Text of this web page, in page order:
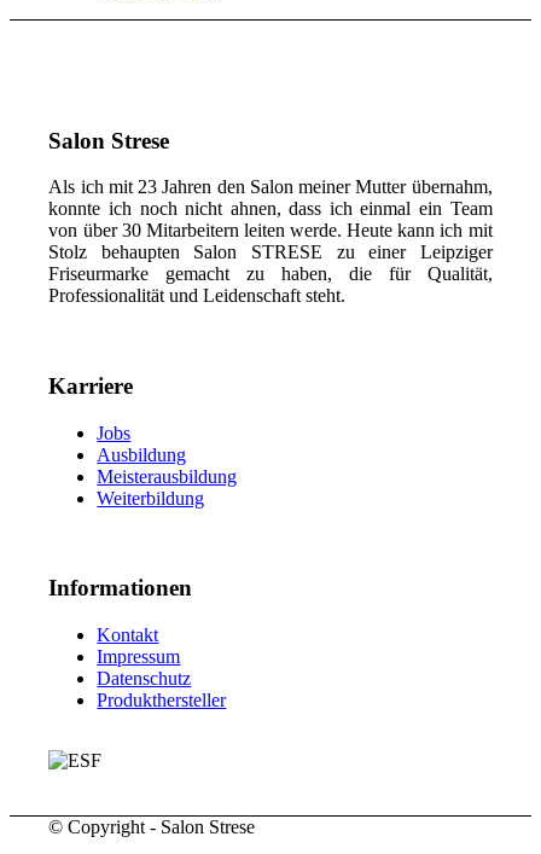
Salon Strese
Als ich mit 23 Jahren den Salon meiner Mutter übernahm,
konnte ich noch nicht ahnen, dass ich einmal ein Team
von über 30 Mitarbeitern leiten werde. Heute kann ich mit
Stolz behaupten Salon STRESE zu einer Leipziger
Friseurmarke gemacht zu haben, die für Qualität,
Professionalität und Leidenschaft steht.
Karriere
Jobs
Ausbildung
Meisterausbildung
Weiterbildung
Informationen
Kontakt
Impressum
Datenschutz
Produkthersteller
© Copyright - Salon Strese